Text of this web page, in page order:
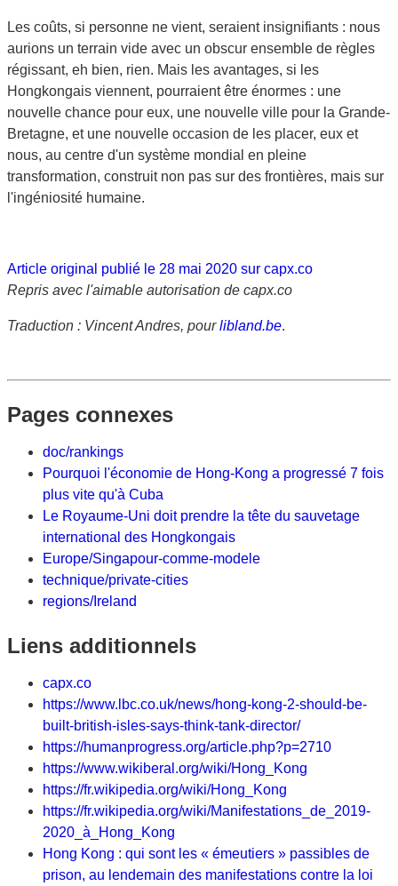
Les coûts, si personne ne vient, seraient insignifiants : nous
aurions un terrain vide avec un obscur ensemble de règles
régissant, eh bien, rien. Mais les avantages, si les
Hongkongais viennent, pourraient être énormes : une
nouvelle chance pour eux, une nouvelle ville pour la Grande-
Bretagne, et une nouvelle occasion de les placer, eux et
nous, au centre d'un système mondial en pleine
transformation, construit non pas sur des frontières, mais sur
l'ingéniosité humaine.
Article original publié le 28 mai 2020 sur capx.co
Repris avec l'aimable autorisation de capx.co
Traduction : Vincent Andres, pourlibland.be.
Pages connexes
doc/rankings
Pourquoi l'économie de Hong-Kong a progressé 7 fois
plus vite qu'à Cuba
Le Royaume-Uni doit prendre la tête du sauvetage
international des Hongkongais
Europe/Singapour-comme-modele
technique/private-cities
regions/Ireland
Liens additionnels
capx.co
https://www.lbc.co.uk/news/hong-kong-2-should-be-
built-british-isles-says-think-tank-director/
https://humanprogress.org/article.php?p=2710
https://www.wikiberal.org/wiki/Hong_Kong
https://fr.wikipedia.org/wiki/Hong_Kong
https://fr.wikipedia.org/wiki/Manifestations_de_2019-
2020_à_Hong_Kong
Hong Kong : qui sont les « émeutiers » passibles de
prison, au lendemain des manifestations contre la loi